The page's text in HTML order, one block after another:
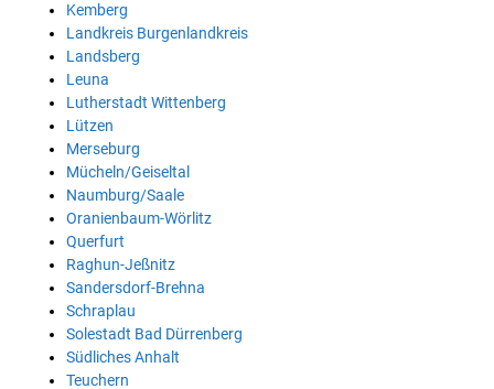
Kemberg
Landkreis Burgenlandkreis
Landsberg
Leuna
Lutherstadt Wittenberg
Lützen
Merseburg
Mücheln/Geiseltal
Naumburg/Saale
Oranienbaum-Wörlitz
Querfurt
Raghun-Jeßnitz
Sandersdorf-Brehna
Schraplau
Solestadt Bad Dürrenberg
Südliches Anhalt
Teuchern